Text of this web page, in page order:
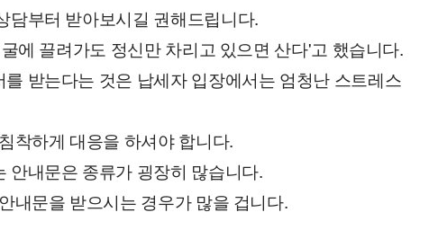
담부터 받아보시길 권해드립니다.
에 끌려가도 정신만 차리고 있으면 산다'고 했습니다.
받는다는 것은 납세자 입장에서는 엄청난 스트레스
착하게 대응을 하셔야 합니다.
안내문은 종류가 굉장히 많습니다.
내문을 받으시는 경우가 많을 겁니다.